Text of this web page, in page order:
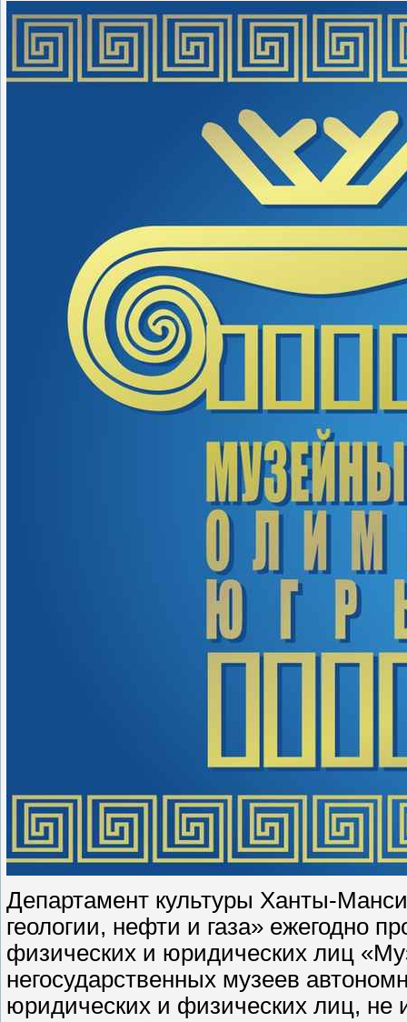
Департамент культуры Ханты-
геологии, нефти и газа» ежегодно
физических и юридических лиц
негосударственных музеев
юридических и физических лиц, не